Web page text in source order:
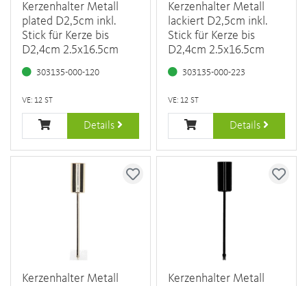
Kerzenhalter Metall
plated D2,5cm inkl.
Stick für Kerze bis
D2,4cm 2.5x16.5cm
303135-000-120
VE: 12 ST
Details
Kerzenhalter Metall
lackiert D2,5cm inkl.
Stick für Kerze bis
D2,4cm 2.5x16.5cm
303135-000-223
VE: 12 ST
Details
Kerzenhalter Metall
Kerzenhalter Metall